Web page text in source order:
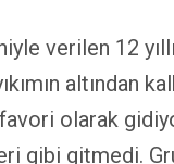
verilen 12
yıkımın
favori olarak
gibi gitmedi.